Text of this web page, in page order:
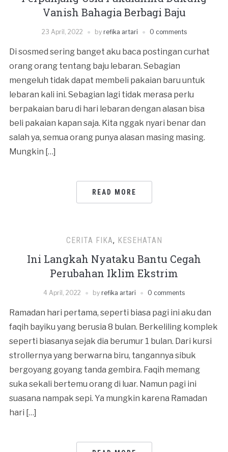
Vanish Bahagia Berbagi Baju
23 April, 2022 by refika artari 0 comments
Di sosmed sering banget aku baca postingan curhat
orang orang tentang baju lebaran. Sebagian
mengeluh tidak dapat membeli pakaian baru untuk
lebaran kali ini. Sebagian lagi tidak merasa perlu
berpakaian baru di hari lebaran dengan alasan bisa
beli pakaian kapan saja. Kita nggak nyari benar dan
salah ya, semua orang punya alasan masing masing.
Mungkin […]
READ MORE
CERITA FIKA, KESEHATAN
Ini Langkah Nyataku Bantu Cegah
Perubahan Iklim Ekstrim
4 April, 2022 by refika artari 0 comments
Ramadan hari pertama, seperti biasa pagi ini aku dan
faqih bayiku yang berusia 8 bulan. Berkeliling komplek
seperti biasanya sejak dia berumur 1 bulan. Dari kursi
strollernya yang berwarna biru, tangannya sibuk
bergoyang goyang tanda gembira. Faqih memang
suka sekali bertemu orang di luar. Namun pagi ini
suasana nampak sepi. Ya mungkin karena Ramadan
hari […]